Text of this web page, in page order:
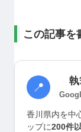
この記事を
📍 執
香川県内を中
ップに200件